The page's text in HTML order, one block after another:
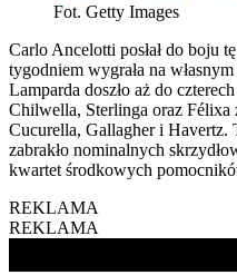
Fot. Getty Images
Carlo Ancelotti posłał do boju
tygodniem wygrała na
Lamparda doszło aż do
Chilwella, Sterlinga oraz Félixa
Cucurella, Gallagher i Havertz.
zabrakło nominalnych
kwartet środkowych
REKLAMA
REKLAMA